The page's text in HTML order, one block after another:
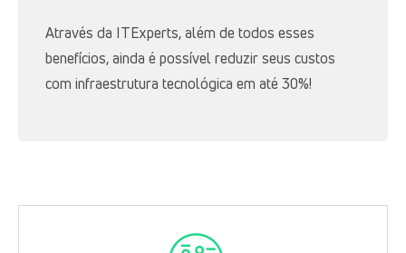
Através da ITExperts, além de todos esses
benefícios, ainda é possível reduzir seus custos
com infraestrutura tecnológica em até 30%!